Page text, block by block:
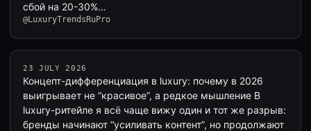
сбой на 20-30%…
@LuxuryTrendsRuPro
23 JULY 2026
Концепт-дифференциация в luxury: почему в 2026
выигрывает не “красивое”, а редкое мышление В
luxury-ритейле я всё чаще вижу один и тот же разрыв:
бренды начинают “усиливать контент”, но продолжают